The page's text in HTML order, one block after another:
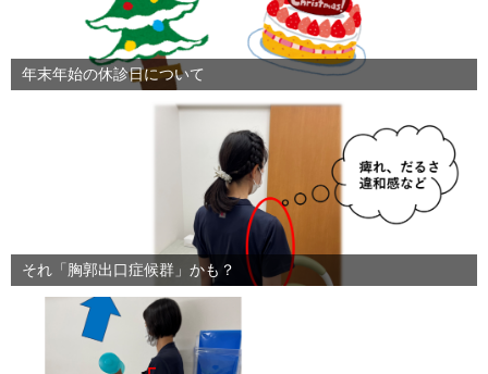
年末年始の休診日について
それ「胸郭出口症候群」かも？